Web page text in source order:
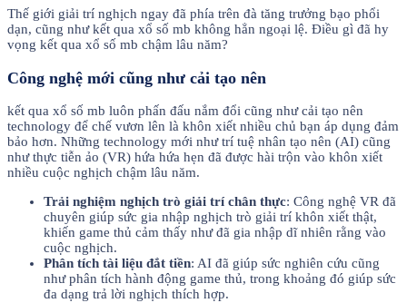
Thế giới giải trí nghịch ngay đã phía trên đà tăng trưởng bạo phổi
dạn, cũng như kết qua xổ số mb không hẳn ngoại lệ. Điều gì đã hy
vọng kết qua xổ số mb chậm lâu năm?
Công nghệ mới cũng như cải tạo nên
kết qua xổ số mb luôn phấn đấu nắm đổi cũng như cải tạo nên
technology để chế vươn lên là khôn xiết nhiều chủ bạn áp dụng đảm
bảo hơn. Những technology mới như trí tuệ nhân tạo nên (AI) cũng
như thực tiễn ảo (VR) hứa hứa hẹn đã được hài trộn vào khôn xiết
nhiều cuộc nghịch chậm lâu năm.
Trải nghiệm nghịch trò giải trí chân thực: Công nghệ VR đã
chuyên giúp sức gia nhập nghịch trò giải trí khôn xiết thật,
khiến game thủ cảm thấy như đã gia nhập dĩ nhiên rằng vào
cuộc nghịch.
Phân tích tài liệu đắt tiền: AI đã giúp sức nghiên cứu cũng
như phân tích hành động game thủ, trong khoảng đó giúp sức
đa dạng trả lời nghịch thích hợp.